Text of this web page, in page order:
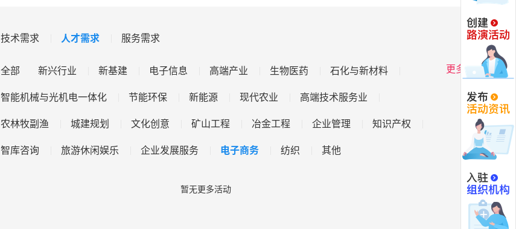
技术需求 人才需求 服务需求
全部 新兴行业 新基建 电子信息 高端产业 生物医药 石化与新材料
智能机械与光机电一体化 节能环保 新能源 现代农业 高端技术服务业
农林牧副渔 城建规划 文化创意 矿山工程 冶金工程 企业管理 知识产权
智库咨询 旅游休闲娱乐 企业发展服务 电子商务 纺织 其他
更多
暂无更多活动